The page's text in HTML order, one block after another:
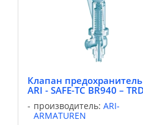
Клапан
ARI - SAFE-TC BR940 –
производитель: ARI-
ARMATUREN